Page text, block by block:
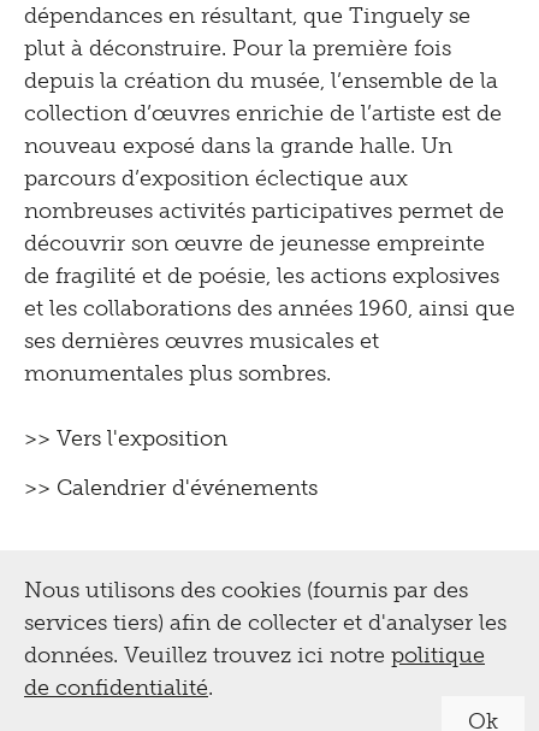
dépendances en résultant, que Tinguely se
plut à déconstruire. Pour la première fois
depuis la création du musée, l’ensemble de la
collection d’œuvres enrichie de l’artiste est de
nouveau exposé dans la grande halle. Un
parcours d’exposition éclectique aux
nombreuses activités participatives permet de
découvrir son œuvre de jeunesse empreinte
de fragilité et de poésie, les actions explosives
et les collaborations des années 1960, ainsi que
ses dernières œuvres musicales et
monumentales plus sombres.
>> Vers l'exposition
>> Calendrier d'événements
Nous utilisons des cookies (fournis par des
services tiers) afin de collecter et d'analyser les
données. Veuillez trouvez ici notre politique
de confidentialité.
Ok